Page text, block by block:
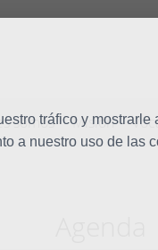
tráfico y mostrarle
a nuestro uso de las
somos Misión